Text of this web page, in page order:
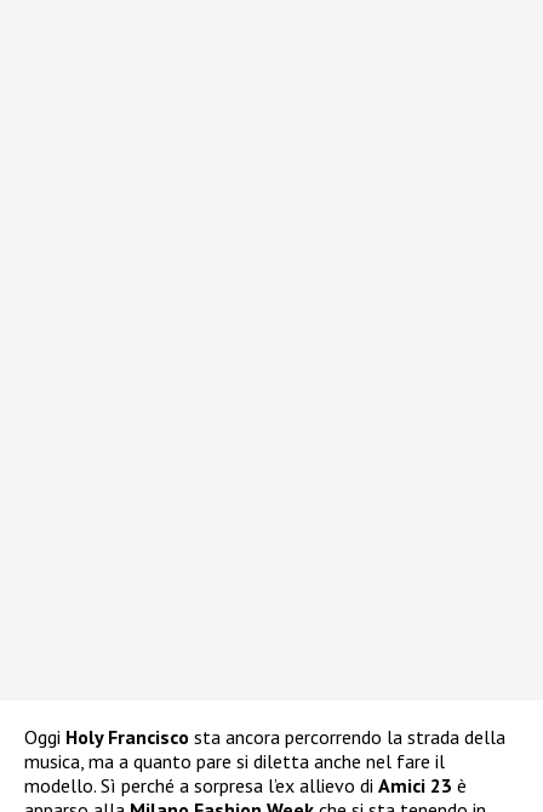
Oggi Holy Francisco sta ancora percorrendo la strada della
musica, ma a quanto pare si diletta anche nel fare il
modello. Sì perché a sorpresa l’ex allievo di Amici 23 è